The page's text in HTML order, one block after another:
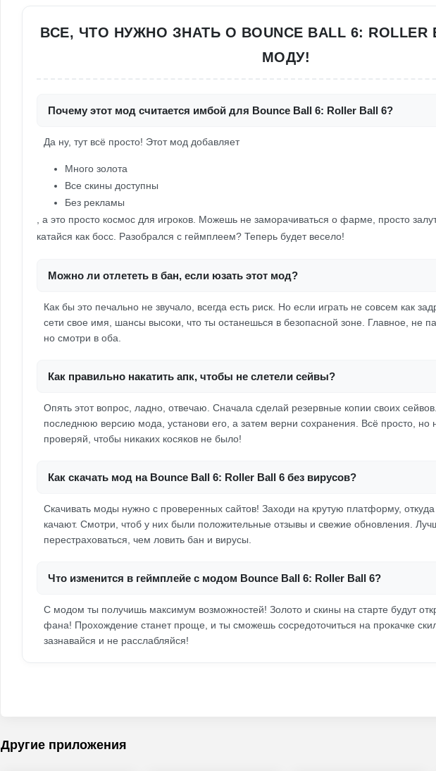
ВСЕ, ЧТО НУЖНО ЗНАТЬ О BOUNCE BALL 6: ROLLER
МОДУ!
Почему этот мод считается имбой для Bounce Ball 6: Roller Ball 6?
Да ну, тут всё просто! Этот мод добавляет
Много золота
Все скины доступны
Без рекламы
, а это просто космос для игроков. Можешь не заморачиваться о фарме, просто
катайся как босс. Разобрался с геймплеем? Теперь будет весело!
Можно ли отлететь в бан, если юзать этот мод?
Как бы это печально не звучало, всегда есть риск. Но если играть не совсем как
сети свое имя, шансы высоки, что ты останешься в безопасной зоне. Главное, не
но смотри в оба.
Как правильно накатить апк, чтобы не слетели сейвы?
Опять этот вопрос, ладно, отвечаю. Сначала сделай резервные копии своих
последнюю версию мода, установи его, а затем верни сохранения. Всё просто, но
проверяй, чтобы никаких косяков не было!
Как скачать мод на Bounce Ball 6: Roller Ball 6 без вирусов?
Скачивать моды нужно с проверенных сайтов! Заходи на крутую платформу,
качают. Смотри, чтоб у них были положительные отзывы и свежие обновления.
перестраховаться, чем ловить бан и вирусы.
Что изменится в геймплейе с модом Bounce Ball 6: Roller Ball 6?
С модом ты получишь максимум возможностей! Золото и скины на старте будут
фана! Прохождение станет проще, и ты сможешь сосредоточиться на прокачке
зазнавайся и не расслабляйся!
Другие приложения